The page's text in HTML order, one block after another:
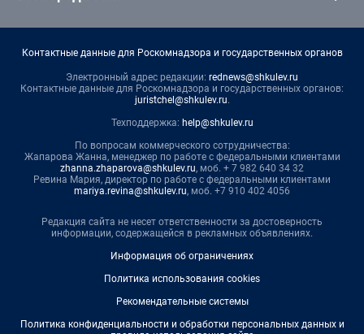
Контактные данные для Роскомнадзора и государственных органов
Электронный адрес редакции: rednews@shkulev.ru
Контактные данные для Роскомнадзора и государственных органов:
juristchel@shkulev.ru.
Техподдержка: help@shkulev.ru
По вопросам коммерческого сотрудничества:
Жапарова Жанна, менеджер по работе с федеральными клиентами
zhanna.zhaparova@shkulev.ru, моб. + 7 982 640 34 32
Ревина Мария, директор по работе с федеральными клиентами
mariya.revina@shkulev.ru, моб. +7 910 402 4056
Редакция сайта не несет ответственности за достоверность
информации, содержащейся в рекламных объявлениях.
Информация об ограничениях
Политика использования cookies
Рекомендательные системы
Политика конфиденциальности и обработки персональных данных и